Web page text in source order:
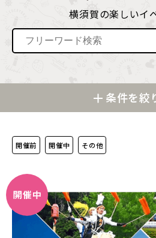
横須賀の楽しいイ
条件を絞
開催前 開催中 その他